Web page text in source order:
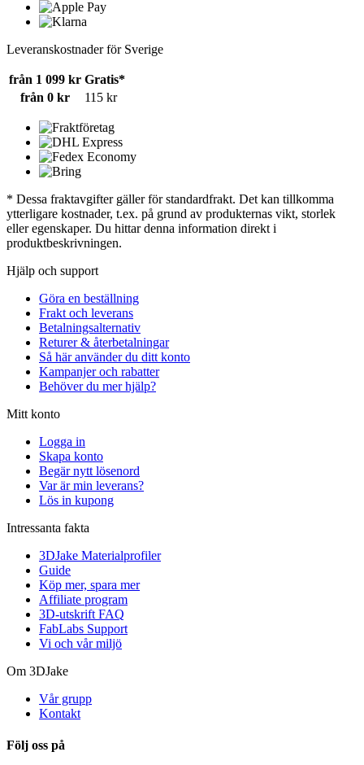
Leveranskostnader för Sverige
från 1 099 kr Gratis*
från 0 kr
115 kr
* Dessa fraktavgifter gäller för standardfrakt. Det kan tillkomma
ytterligare kostnader, t.ex. på grund av produkternas vikt, storlek
eller egenskaper. Du hittar denna information direkt i
produktbeskrivningen.
Hjälp och support
Göra en beställning
Frakt och leverans
Betalningsalternativ
Returer & återbetalningar
Så här använder du ditt konto
Kampanjer och rabatter
Behöver du mer hjälp?
Mitt konto
Logga in
Skapa konto
Begär nytt lösenord
Var är min leverans?
Lös in kupong
Intressanta fakta
3DJake Materialprofiler
Guide
Köp mer, spara mer
Affiliate program
3D-utskrift FAQ
FabLabs Support
Vi och vår miljö
Om 3DJake
Vår grupp
Kontakt
Följ oss på